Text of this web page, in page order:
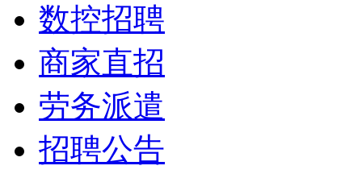
数控招聘
商家直招
劳务派遣
招聘公告